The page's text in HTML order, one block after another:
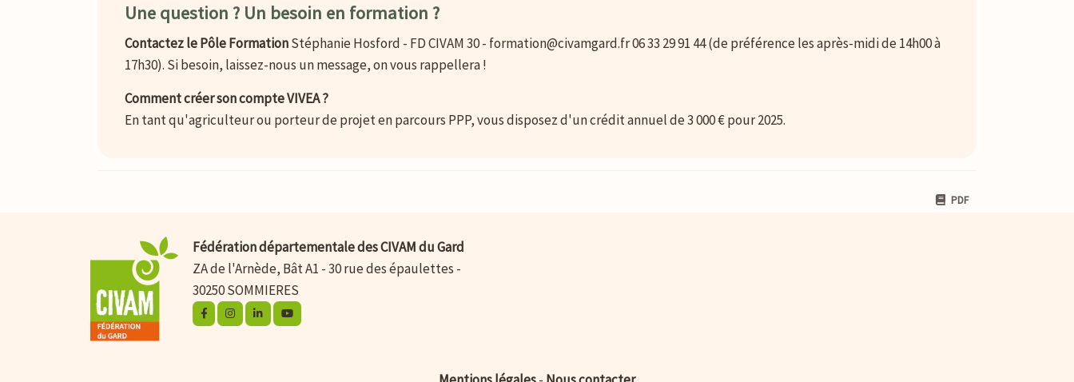
Une question ? Un besoin en formation ?
Contactez le Pôle FormationStéphanie Hosford - FD CIVAM 30 - formation@civamgard.fr 06 33 29 91 44 (de préférence les après-midi de 14h00 à
17h30). Si besoin, laissez-nous un message, on vous rappellera !
Comment créer son compte VIVEA ?
En tant qu'agriculteur ou porteur de projet en parcours PPP, vous disposez d'un crédit annuel de 3 000 € pour 2025.
PDF
Fédération départementale des CIVAM du Gard
ZA de l'Arnède, Bât A1 - 30 rue des épaulettes -
30250 SOMMIERES